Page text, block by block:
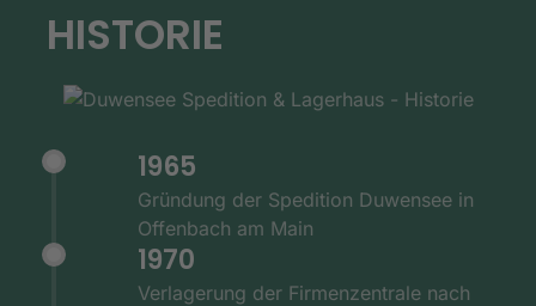
HISTORIE
1965
Gründung der Spedition Duwensee in
Offenbach am Main
1970
Verlagerung der Firmenzentrale nach